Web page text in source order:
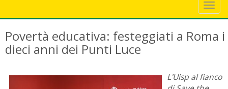
Povertà educativa: festeggiati a Roma i
dieci anni dei Punti Luce
L'Uisp al fianco